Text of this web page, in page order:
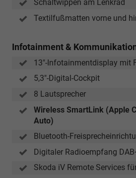
Schaltwippen am Lenkrad
Textilfußmatten vorne und
Infotainment &
13"-Infotainmentdisplay mit
5,3"-Digital-Cockpit
8 Lautsprecher
Wireless SmartLink (Apple
Auto)
Bluetooth-
Digitaler Radioempfang
Skoda iV Remote Services